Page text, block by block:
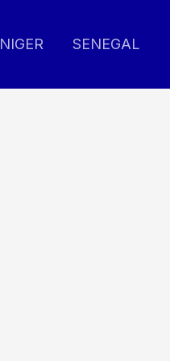
NIGER SENEGAL